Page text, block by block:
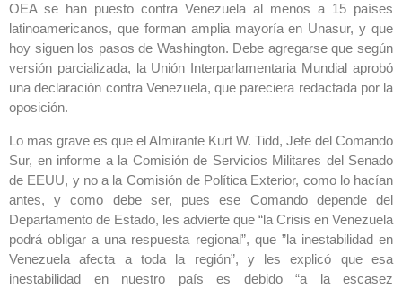
OEA se han puesto contra Venezuela al menos a 15 países
latinoamericanos, que forman amplia mayoría en Unasur, y que
hoy siguen los pasos de Washington. Debe agregarse que según
versión parcializada, la Unión Interparlamentaria Mundial aprobó
una declaración contra Venezuela, que pareciera redactada por la
oposición.
Lo mas grave es que el Almirante Kurt W. Tidd, Jefe del Comando
Sur, en informe a la Comisión de Servicios Militares del Senado
de EEUU, y no a la Comisión de Política Exterior, como lo hacían
antes, y como debe ser, pues ese Comando depende del
Departamento de Estado, les advierte que “la Crisis en Venezuela
podrá obligar a una respuesta regional”, que ”la inestabilidad en
Venezuela afecta a toda la región”, y les explicó que esa
inestabilidad en nuestro país es debido “a la escasez